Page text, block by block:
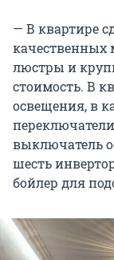
— В квартире
качественных
люстры и
стоимость. В
освещения, в
выключатель
шесть
бойлер для